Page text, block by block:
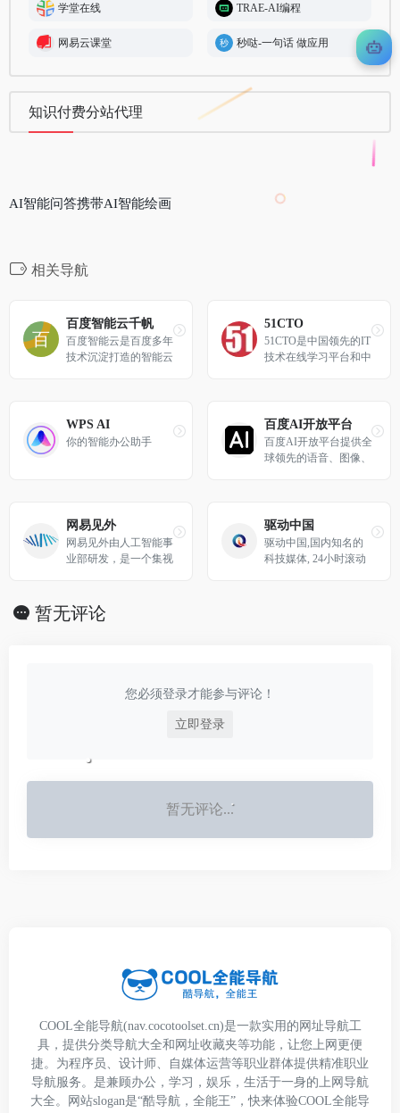
学堂在线 TRAE-AI编程
网易云课堂 秒哒-一句话 做应用
知识付费分站代理
AI智能问答携带AI智能绘画
相关导航
百度智能云千帆
百度智能云是百度多年
技术沉淀打造的智能云
服务。凭借先进的产
品、技术和丰富的解决
51CTO
51CTO是中国领先的IT
技术在线学习平台和中
国数千万IT技术人员拥
有强大的影响力和服务
能力。通过技术社区、
人员、50万+位技术博
主和近千家IT公司的C
TO；通过丰富且高质
量的IT技术在线教育资
合作伙伴，51CTO承担
WPS AI
你的智能办公助手
百度AI开放平台
百度AI开放平台提供全
球领先的语音、图像、
两大行业生态，共享AI
领域最新的应用场景和
解决方案，帮您提升竞
网易见外
网易见外由人工智能事
业部研发，是一个集视
为一体的AI智能语音转
写听翻平台，致力于用
人员提供更便捷的听翻
工具，提升工作效率，
驱动中国
驱动中国,国内知名的
科技媒体, 24小时滚动
户提供及时权威的科技
暂无评论
您必须登录才能参与评论！
立即登录
暂无评论...
COOL全能导航(nav.cocotoolset.cn)是一款实用的网址导航工
具，提供分类导航大全和网址收藏夹等功能，让您上网更便
捷。为程序员、设计师、自媒体运营等职业群体提供精准职业
导航服务。是兼顾办公，学习，娱乐，生活于一身的上网导航
大全。网站slogan是“酷导航，全能王”，快来体验COOL全能导